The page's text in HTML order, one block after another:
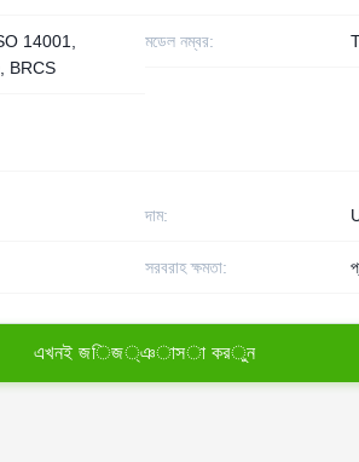
14001,
BRCS
মডেল নম্বর:
দাম:
সরবরাহ ক্ষমতা:
এখনই জিজ্ঞাসা করুন